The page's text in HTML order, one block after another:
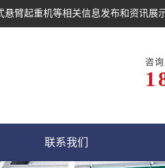
臂起重机等相关信息发布和资讯展
咨
联系我们